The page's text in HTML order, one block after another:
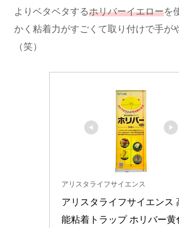
よりベタベタするホリバーイエローを
かく粘着力がすごくて取り付けで手が
（笑）
アリスタライフサイエンス
アリスタライフサイエンス
能粘着トラップ ホリバー黄